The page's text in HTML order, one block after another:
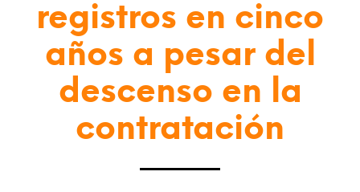
registros en cinco
años a pesar del
descenso en la
contratación